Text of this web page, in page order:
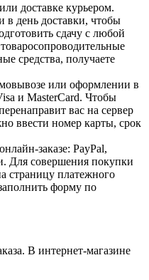
доставке курьером.
в день доставки, чтобы
сдачу с любой
средства, получаете
или оформлении в
и MasterCard. Чтобы
вас на сервер
ввести номер карты, срок
заказе: PayPal,
Для совершения покупки
страницу платежного
форму по
В интернет-магазине